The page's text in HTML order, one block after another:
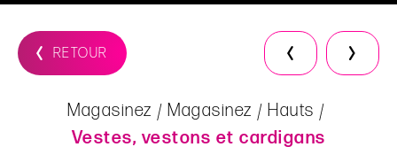
RETOUR
Magasinez Magasinez
Hauts
Vestes, vestons et cardigans